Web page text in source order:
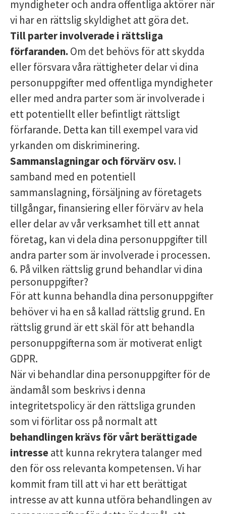
myndigheter och andra offentliga aktörer när
vi har en rättslig skyldighet att göra det.
Till parter involverade i rättsliga
förfaranden. Om det behövs för att skydda
eller försvara våra rättigheter delar vi dina
personuppgifter med offentliga myndigheter
eller med andra parter som är involverade i
ett potentiellt eller befintligt rättsligt
förfarande. Detta kan till exempel vara vid
yrkanden om diskriminering.
Sammanslagningar och förvärv osv. I
samband med en potentiell
sammanslagning, försäljning av företagets
tillgångar, finansiering eller förvärv av hela
eller delar av vår verksamhet till ett annat
företag, kan vi dela dina personuppgifter till
andra parter som är involverade i processen.
6. På vilken rättslig grund behandlar vi dina
personuppgifter?
För att kunna behandla dina personuppgifter
behöver vi ha en så kallad rättslig grund. En
rättslig grund är ett skäl för att behandla
personuppgifterna som är motiverat enligt
GDPR.
När vi behandlar dina personuppgifter för de
ändamål som beskrivs i denna
integritetspolicy är den rättsliga grunden
som vi förlitar oss på normalt att
behandlingen krävs för vårt berättigade
intresseatt kunna rekrytera talanger med
den för oss relevanta kompetensen. Vi har
kommit fram till att vi har ett berättigat
intresse av att kunna utföra behandlingen av